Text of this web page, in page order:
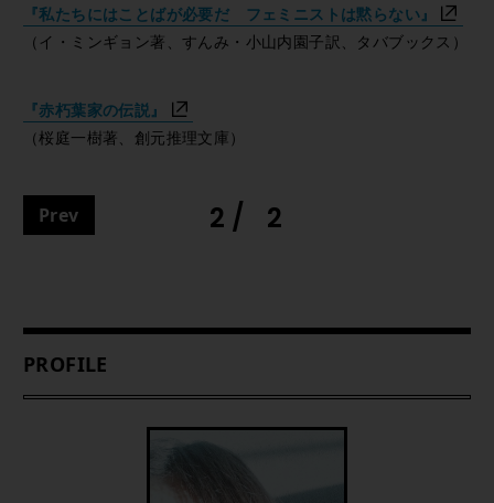
『私たちにはことばが必要だ フェミニストは黙らない』
（イ・ミンギョン著、すんみ・小山内園子訳、タバブックス）
『赤朽葉家の伝説』
（桜庭一樹著、創元推理文庫）
Prev 2 2
PROFILE